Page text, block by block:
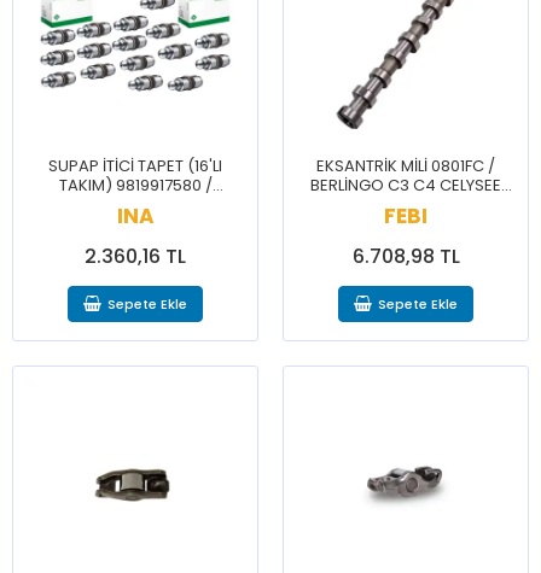
SUPAP İTİCİ TAPET (16'LI
TAKIM) 9819917580 /
BERLİNGO C3 C4 CELYSEE
DS3 DS7 2008 208 3008 301
308 508 PRTNR RFTR
INA
2.360,16 TL
Sepete Ekle
EKSANTRİK MİLİ 0801FC /
BERLİNGO C3 C4 CELYSEE
2008 206 207 208 3008 301
307 308 5008 508 PRTNR
RFTR
FEBI
6.708,98 TL
Sepete Ekle